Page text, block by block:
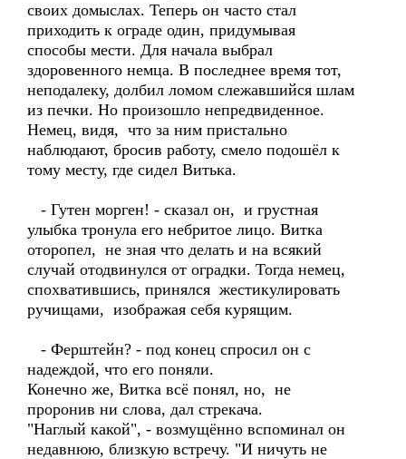
своих домыслах. Теперь он часто стал
приходить к ограде один, придумывая
способы мести. Для начала выбрал
здоровенного немца. В последнее время тот,
неподалеку, долбил ломом слежавшийся шлам
из печки. Но произошло непредвиденное.
Немец, видя, что за ним пристально
наблюдают, бросив работу, смело подошёл к
тому месту, где сидел Витька.
- Гутен морген! - сказал он, и грустная
улыбка тронула его небритое лицо. Витка
оторопел, не зная что делать и на всякий
случай отодвинулся от оградки. Тогда немец,
спохватившись, принялся жестикулировать
ручищами, изображая себя курящим.
- Ферштейн? - под конец спросил он с
надеждой, что его поняли.
Конечно же, Витка всё понял, но, не
проронив ни слова, дал стрекача.
"Наглый какой", - возмущённо вспоминал он
недавнюю, близкую встречу. "И ничуть не